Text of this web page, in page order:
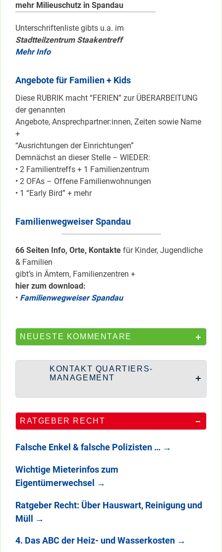
mehr Milieuschutz in Spandau
Unterschriftenliste gibts u.a. im
Stadtteilzentrum Staakentreff
Mehr Info
Angebote für Familien + Kids
Diese RUBRIK macht “FERIEN” zur ÜBERARBEITUNG
der genannten
Angebote, Ansprechpartner:innen, Zeiten sowie Name
+
“Ausrichtungen der Einrichtungen”
Demnächst an dieser Stelle – WIEDER:
• 2 Familientreffs + 1 Familienzentrum
• 2 OFAs – Offene Familienwohnungen
• 1 “Early Bird” + mehr
Familienwegweiser Spandau
66 Seiten Info, Orte, Kontakte für Kinder, Jugendliche
& Familien
gibt’s in Ämtern, Familienzentren +
hier zum download:
• Familienwegweiser Spandau
NEUESTE KOMMENTARE
KONTAKT QUARTIERS-
MANAGEMENT
RATGEBER RECHT
Falsche Enkel & falsche Polizisten … →
Wichtige Mieterinfos zum
Eigentümerwechsel →
Ratgeber Recht: Über Hauswart, Reinigung und
Müll →
4. Das ABC der Heiz- und Wasserkosten →